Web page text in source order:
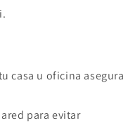
casa u oficina asegura
para evitar